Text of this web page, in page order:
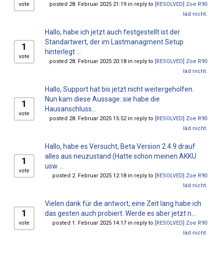
vote posted 28. Februar 2025 21:19 in reply to [RESOLVED] Zoe R90
läd nicht.
1
vote
Hallo, habe ich jetzt auch festgestellt ist der
Standartwert, der im Lastmanagment Setup
hinterlegt ...
posted 28. Februar 2025 20:18 in reply to [RESOLVED] Zoe R90
läd nicht.
1
vote
Hallo, Support hat bis jetzt nicht weitergeholfen.
Nun kam diese Aussage: sie habe die
Hausanschluss...
posted 28. Februar 2025 15:52 in reply to [RESOLVED] Zoe R90
läd nicht.
1
vote
Hallo, habe es Versucht, Beta Version 2.4.9 drauf
alles aus neuzustand (Hatte schon meinen AKKU
usw ...
posted 2. Februar 2025 12:18 in reply to [RESOLVED] Zoe R90
läd nicht.
1
vote
Vielen dank für die antwort, eine Zeit lang habe ich
das gesten auch probiert. Werde es aber jetzt n...
posted 1. Februar 2025 14:17 in reply to [RESOLVED] Zoe R90
läd nicht.